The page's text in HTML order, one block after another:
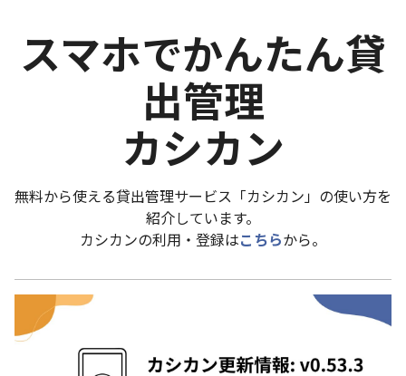
スマホでかんたん貸
出管理
カシカン
無料から使える貸出管理サービス「カシカン」の使い方を
紹介しています。
カシカンの利用・登録はこちらから。